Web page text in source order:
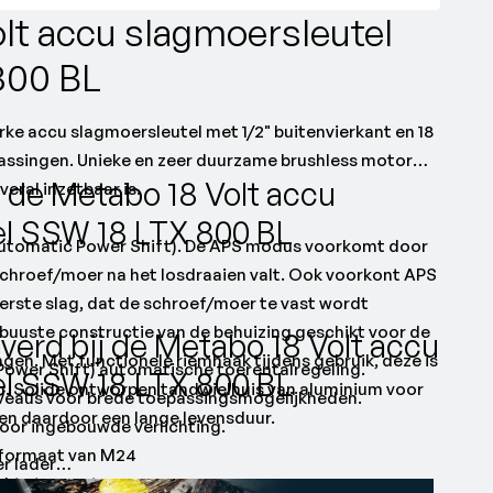
accu slagmoersleutel
BL
accu slagmoersleutel met 1/2" buitenvierkant en 18
Unieke en zeer duurzame brushless motor
inzetbaar is.
Power Shift). De APS modus voorkomt door
moer na het losdraaien valt. Ook voorkont APS
slag, dat de schroef/moer te vast wordt
constructie van de behuizing geschikt voor de
Met functionele riemhaak tijdens gebruik, deze is
Solide ontworpen tandwielhuis van aluminium voor
daardoor een lange levensduur.
Metabo 18 Volt accu
18 LTX 800 BL
Shift) automatische toerentalregeling.
voor brede toepassingsmogelijkheden.
ingebouwde verlichting.
van M24
te monteren.
bij de Metabo 18 Volt accu
18 LTX 800 BL
lader